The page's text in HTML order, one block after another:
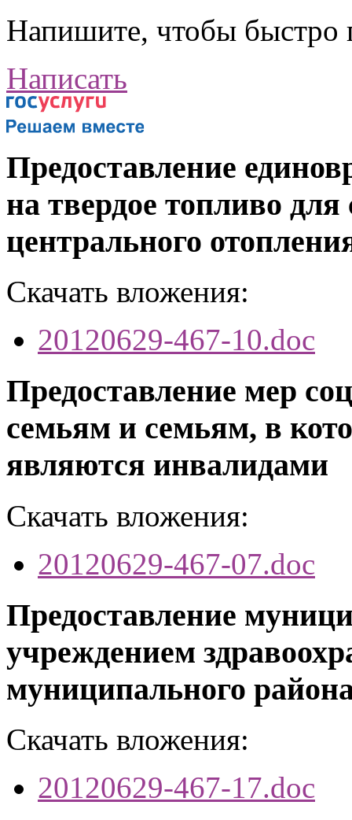
Напишите, чтобы быстро
Написать
Предоставление
на твердое топливо
центрального
Скачать вложения:
20120629-467-10.doc
Предоставление мер
семьям и семьям, в
являются инвалидами
Скачать вложения:
20120629-467-07.doc
Предоставление
учреждением
муниципального
Скачать вложения:
20120629-467-17.doc